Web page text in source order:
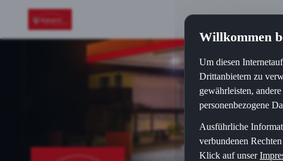
Willkommen
Um diesen
Drittanbietern zu
gewährleisten,
personenbezogene
Ausführliche
verbundenen
Klick auf unser